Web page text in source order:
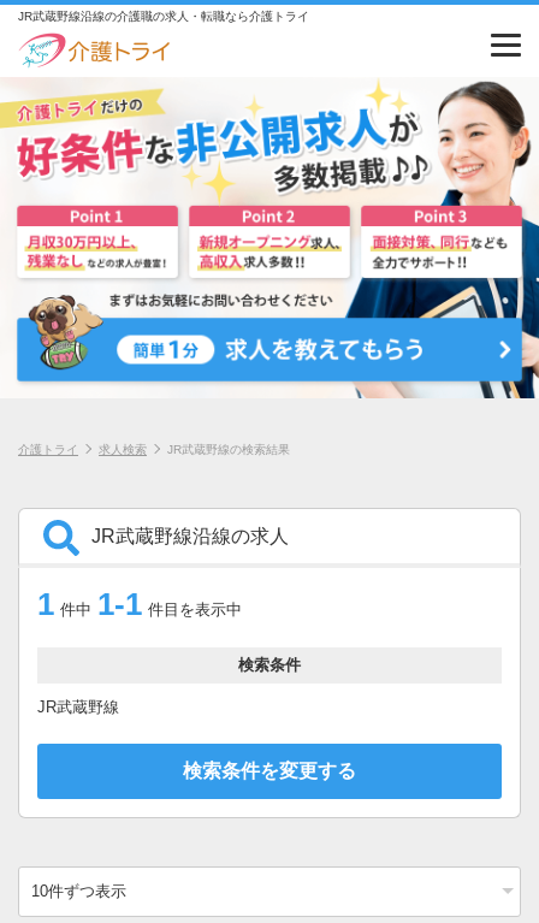
JR武蔵野線沿線の介護職の求人・転職なら介護トライ
介護トライ 求人検索 JR武蔵野線の検索結果
JR武蔵野線沿線の求人
1 件中 1-1 件目を表示中
検索条件
JR武蔵野線
検索条件を変更する